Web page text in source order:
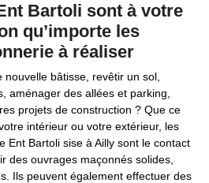
Bartoli sont à votre
qu’importe les
à réaliser
bâtisse, revêtir un sol,
aménager des allées et parking,
projets de construction ? Que ce
intérieur ou votre extérieur, les
Ent Bartoli sise à Ailly sont le contact
des ouvrages maçonnés solides,
Ils peuvent également effectuer des